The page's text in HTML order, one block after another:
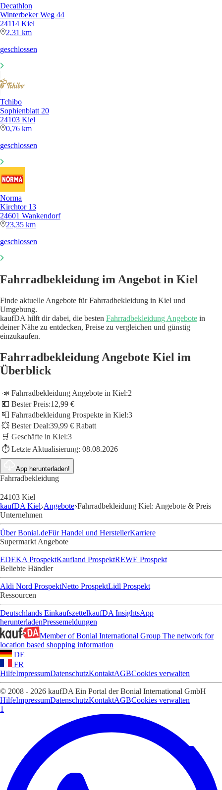
Decathlon
Winterbeker Weg 44
24114 Kiel
2,31 km
geschlossen
Tchibo
Sophienblatt 20
24103 Kiel
0,76 km
geschlossen
Norma
Kirchtor 13
24601 Wankendorf
23,35 km
geschlossen
Fahrradbekleidung im Angebot in Kiel
Finde aktuelle Angebote für Fahrradbekleidung in Kiel und
Umgebung.
kaufDA hilft dir dabei, die besten Fahrradbekleidung Angebote in
deiner Nähe zu entdecken, Preise zu vergleichen und günstig
einzukaufen.
Fahrradbekleidung Angebote Kiel im
Überblick
📣 Fahrradbekleidung Angebote in Kiel:2
💶 Bester Preis:12,99 €
📮 Fahrradbekleidung Prospekte in Kiel:3
💥 Bester Deal:39,99 € Rabatt
🛒 Geschäfte in Kiel:3
⏱️ Letzte Aktualisierung: 08.08.2026
App herunterladen!
Fahrradbekleidung
24103 Kiel
kaufDA Kiel Angebote Fahrradbekleidung Kiel: Angebote & Preis
Unternehmen
Über Bonial.deFür Handel und HerstellerKarriere
Supermarkt Angebote
EDEKA ProspektKaufland ProspektREWE Prospekt
Beliebte Händler
Aldi Nord ProspektNetto ProspektLidl Prospekt
Ressourcen
Deutschlands EinkaufszettelkaufDA InsightsApp
herunterladenPressemeldungen
Member of Bonial International Group The network for
location based shopping information
DE
FR
HilfeImpressumDatenschutzKontaktAGBCookies verwalten
© 2008 - 2026 kaufDA Ein Portal der Bonial International GmbH
HilfeImpressumDatenschutzKontaktAGBCookies verwalten
1